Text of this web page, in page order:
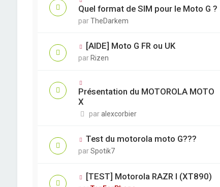
Quel format de SIM pour le Moto G ?
parTheDarkem
[AIDE] Moto G FR ou UK
par Rizen
Présentation du MOTOROLA MOTO
X
paralexcorbier
Test du motorola moto G???
parSpotik7
[TEST] Motorola RAZR I (XT890)